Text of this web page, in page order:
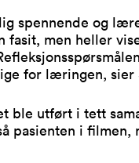
spennende og
fasit, men heller
for læringen, sier
ble utført i tett
pasienten i